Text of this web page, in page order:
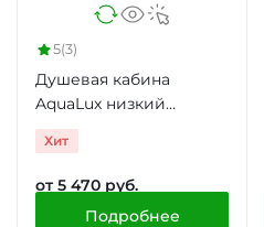
5(3)
Душевая кабина
AquaLux низкий
поддон
Хит
от 5 470 руб.
Подробнее